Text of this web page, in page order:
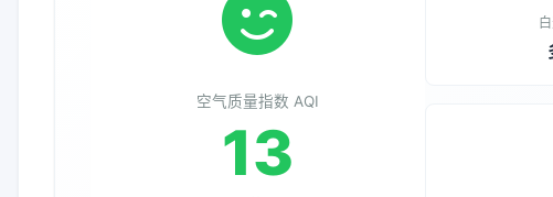
空气质量指数 AQI
13